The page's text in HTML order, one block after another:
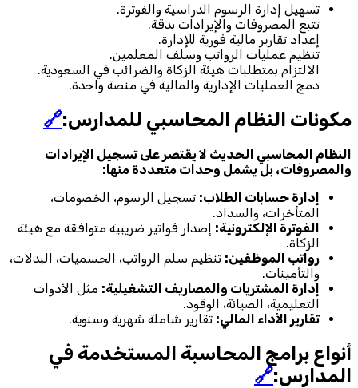
تسهيل إدارة الرسوم الدراسية والفوترة.
تتبع المصروفات والإيرادات بدقة.
إعداد تقارير مالية فورية للإدارة.
تنظيم عمليات الرواتب وسلف المعلمين.
الالتزام بمتطلبات هيئة الزكاة والضرائب في السعودية.
دمج العمليات الإدارية والمالية في منصة واحدة.
مكونات النظام المحاسبي للمدارس:🔗
النظام المحاسبي الحديث لا يقتصر على تسجيل الإيرادات
والمصروفات، بل يشمل وحدات متعددة منها:
إدارة حسابات الطلاب: تسجيل الرسوم، الخصومات،
المتأخرات، والسداد.
الفوترة الإلكترونية: إصدار فواتير ضريبية متوافقة مع هيئة
الزكاة.
رواتب الموظفين: تنظيم سلم الرواتب، الحسميات، البدلات،
والتأمينات.
إدارة المشتريات والمصاريف التشغيلية: مثل الأدوات
التعليمية، الصيانة، الوقود.
تقارير الأداء المالي: تقارير شاملة شهرية وسنوية.
أنواع برامج المحاسبة المستخدمة في
المدارس:🔗